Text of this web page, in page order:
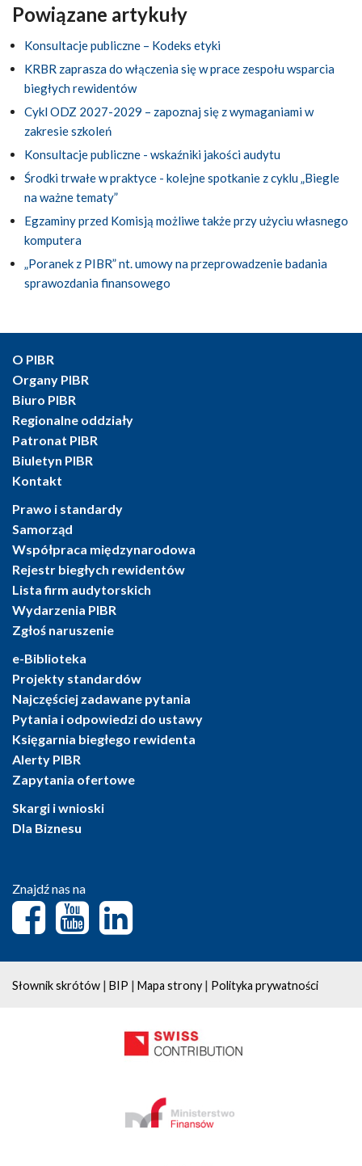
Powiązane artykuły
Konsultacje publiczne – Kodeks etyki
KRBR zaprasza do włączenia się w prace zespołu wsparcia
biegłych rewidentów
Cykl ODZ 2027-2029 – zapoznaj się z wymaganiami w
zakresie szkoleń
Konsultacje publiczne - wskaźniki jakości audytu
Środki trwałe w praktyce - kolejne spotkanie z cyklu „Biegle
na ważne tematy”
Egzaminy przed Komisją możliwe także przy użyciu własnego
komputera
„Poranek z PIBR” nt. umowy na przeprowadzenie badania
sprawozdania finansowego
O PIBR
Organy PIBR
Biuro PIBR
Regionalne oddziały
Patronat PIBR
Biuletyn PIBR
Kontakt
Prawo i standardy
Samorząd
Współpraca międzynarodowa
Rejestr biegłych rewidentów
Lista firm audytorskich
Wydarzenia PIBR
Zgłoś naruszenie
e-Biblioteka
Projekty standardów
Najczęściej zadawane pytania
Pytania i odpowiedzi do ustawy
Księgarnia biegłego rewidenta
Alerty PIBR
Zapytania ofertowe
Skargi i wnioski
Dla Biznesu
Znajdź nas na
Słownik skrótów | BIP | Mapa strony | Polityka prywatności